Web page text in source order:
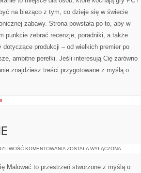
na bieżąco z tym, co dzieje się w świecie
zabawy. Strona powstała po to, aby w
punkcie zebrać recenzje, poradniki, a także
dotyczące produkcji – od wielkich premier po
ambitne perełki. Jeśli interesują Cię zarówno
znajdziesz treści przygotowane z myślą o
KOMENTOWANIA ZABIEGI
ZOSTAŁA WYŁĄCZONA
Malować to przestrzeń stworzone z myślą o